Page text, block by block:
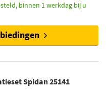
binnen 1 werkdag bij u
Spidan 25141